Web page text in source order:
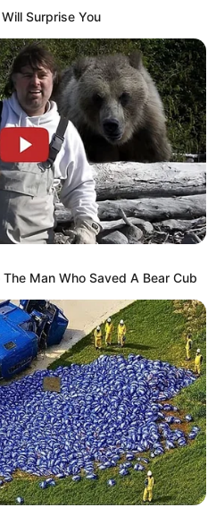
Smartphone Startseite
Projektes sind Affiliate-
etwas darüber gebucht oder
Unterstützung, ohne dass sich
Surprise You
Man Who Saved A Bear Cub